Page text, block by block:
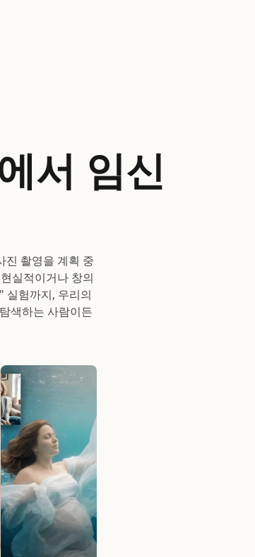
서 임신
진 촬영을 계획 중
실적이거나 창의
실험까지, 우리의
색하는 사람이든